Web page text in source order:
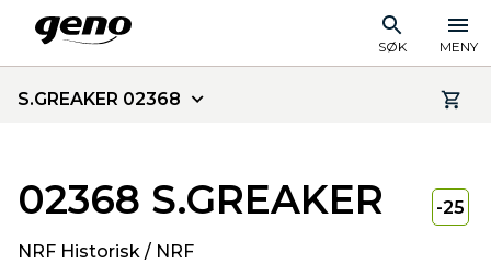
SØK MENY
S.GREAKER 02368
02368 S.GREAKER
NRF Historisk / NRF
-25